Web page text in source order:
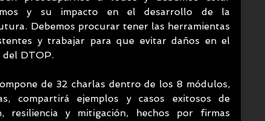
y su impacto en el desarrollo de la
Debemos procurar tener las herramientas
y trabajar para que evitar daños en el
DTOP.
de 32 charlas dentro de los 8 módulos,
compartirá ejemplos y casos exitosos de
resiliencia y mitigación, hechos por firmas